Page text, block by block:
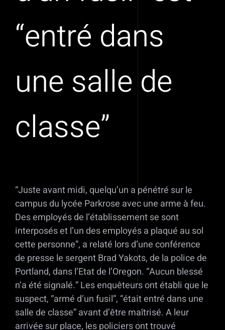
“entré dans
une salle de
classe”
“Juste avant midi, quelqu’un a pénétré sur le
campus du lycée Parkrose avec une arme à feu.
Des employés de l’établissement se sont
interposés et l’un des employés a plaqué au sol
cette personne”, a relaté lors d’une conférence
de presse le sergent Brad Yakots, de la police de
Portland, dans l’Etat de l’Oregon. “Aucun blessé
n’a été signalé.” Les enquêteurs ont établi que le
suspect, “armé d’un fusil”, “était entré dans une
salle de classe” avant d’être maîtrisé. A leur
arrivée sur place, les policiers ont trouvé